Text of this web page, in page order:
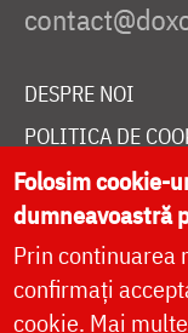
DESPRE NOI
POLITICA DE
DONEAZĂ
LIVE
Folosim cookie-
dumneavoastră
Prin continuarea
confirmați
cookie. Mai